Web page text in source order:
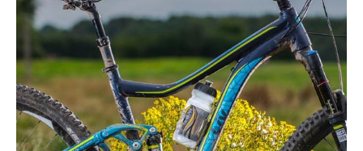
Tendances
Tous nos articles